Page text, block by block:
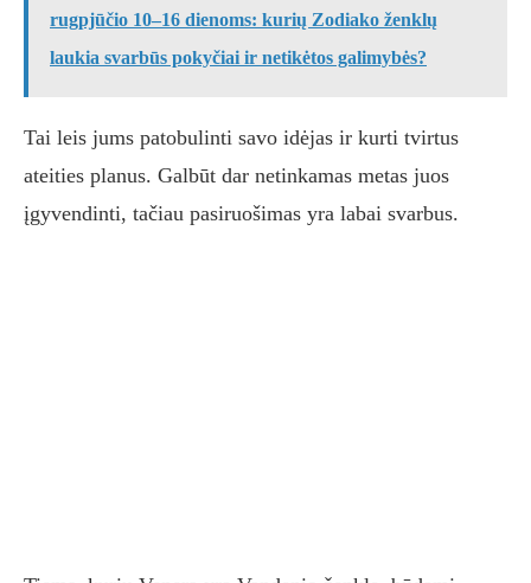
rugpjūčio 10–16 dienoms: kurių Zodiako ženklų
laukia svarbūs pokyčiai ir netikėtos galimybės?
Tai leis jums patobulinti savo idėjas ir kurti tvirtus
ateities planus. Galbūt dar netinkamas metas juos
įgyvendinti, tačiau pasiruošimas yra labai svarbus.